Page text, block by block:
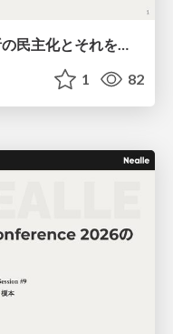
Claude Codeによるデータ分析の民主化とそれを支えるデータ基盤
1 82